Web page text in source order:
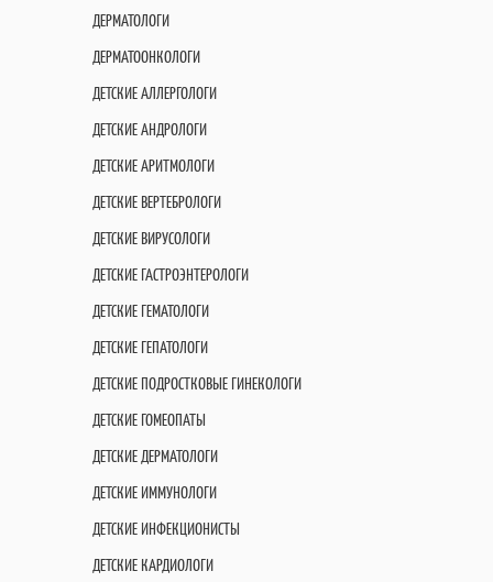
ДЕРМАТОЛОГИ
ДЕРМАТООНКОЛОГИ
ДЕТСКИЕ АЛЛЕРГОЛОГИ
ДЕТСКИЕ АНДРОЛОГИ
ДЕТСКИЕ АРИТМОЛОГИ
ДЕТСКИЕ ВЕРТЕБРОЛОГИ
ДЕТСКИЕ ВИРУСОЛОГИ
ДЕТСКИЕ ГАСТРОЭНТЕРОЛОГИ
ДЕТСКИЕ ГЕМАТОЛОГИ
ДЕТСКИЕ ГЕПАТОЛОГИ
ДЕТСКИЕ ПОДРОСТКОВЫЕ ГИНЕКОЛОГИ
ДЕТСКИЕ ГОМЕОПАТЫ
ДЕТСКИЕ ДЕРМАТОЛОГИ
ДЕТСКИЕ ИММУНОЛОГИ
ДЕТСКИЕ ИНФЕКЦИОНИСТЫ
ДЕТСКИЕ КАРДИОЛОГИ